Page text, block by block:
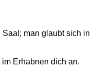
man glaubt sich in
Erhabnen dich an.